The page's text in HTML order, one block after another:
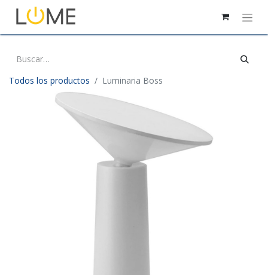
Todos los productos Luminaria Boss